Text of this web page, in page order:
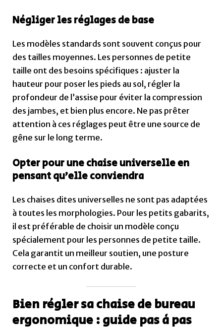
Négliger les réglages de base
Les modèles standards sont souvent conçus pour
des tailles moyennes. Les personnes de petite
taille ont des besoins spécifiques : ajuster la
hauteur pour poser les pieds au sol, régler la
profondeur de l’assise pour éviter la compression
des jambes, et bien plus encore. Ne pas prêter
attention à ces réglages peut être une source de
gêne sur le long terme.
Opter pour une chaise universelle en
pensant qu’elle conviendra
Les chaises dites universelles ne sont pas adaptées
à toutes les morphologies. Pour les petits gabarits,
il est préférable de choisir un modèle conçu
spécialement pour les personnes de petite taille.
Cela garantit un meilleur soutien, une posture
correcte et un confort durable.
Bien régler sa chaise de bureau
ergonomique : guide pas à pas